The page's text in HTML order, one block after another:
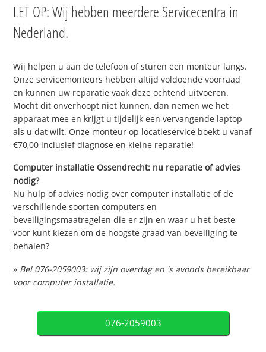
LET OP: Wij hebben meerdere Servicecentra in
Nederland.
Wij helpen u aan de telefoon of sturen een monteur langs.
Onze servicemonteurs hebben altijd voldoende voorraad
en kunnen uw reparatie vaak deze ochtend uitvoeren.
Mocht dit onverhoopt niet kunnen, dan nemen we het
apparaat mee en krijgt u tijdelijk een vervangende laptop
als u dat wilt. Onze monteur op locatieservice boekt u vanaf
€70,00 inclusief diagnose en kleine reparatie!
Computer installatie Ossendrecht: nu reparatie of advies
nodig?
Nu hulp of advies nodig over computer installatie of de
verschillende soorten computers en
beveiligingsmaatregelen die er zijn en waar u het beste
voor kunt kiezen om de hoogste graad van beveiliging te
behalen?
» Bel 076-2059003: wij zijn overdag en 's avonds bereikbaar
voor computer installatie.
076-2059003